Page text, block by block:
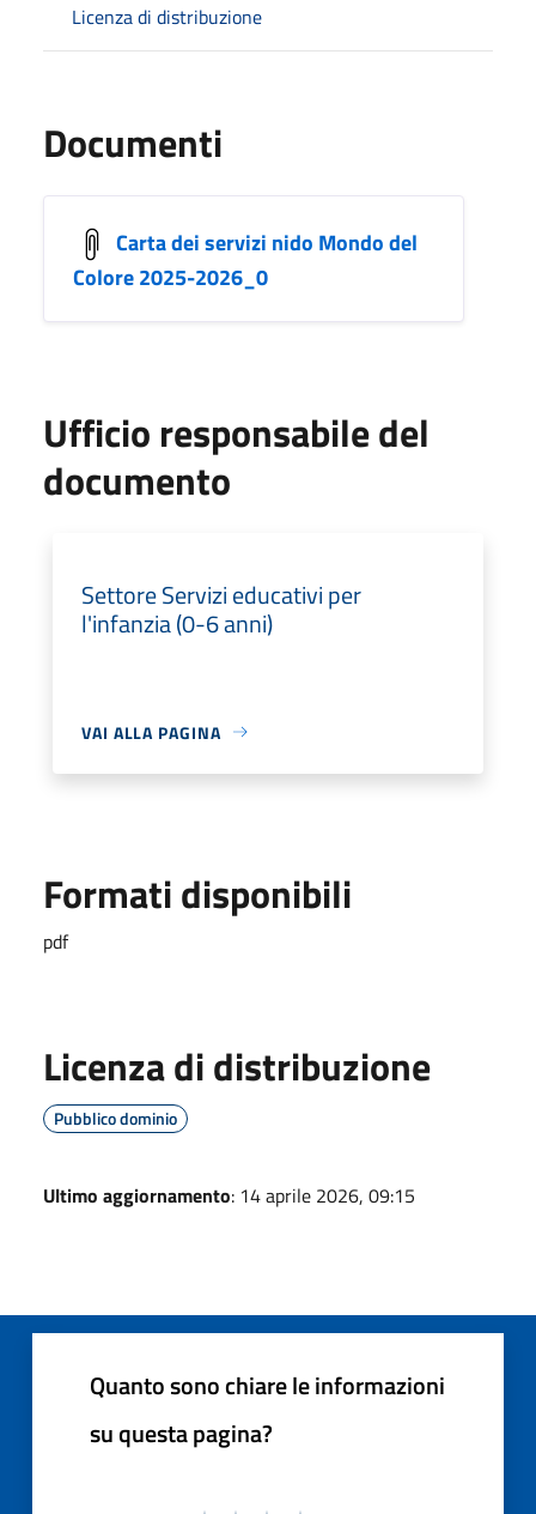
Licenza di distribuzione
Documenti
Carta dei servizi nido Mondo del
Colore 2025-2026_0
Ufficio responsabile del
documento
Settore Servizi educativi per
l'infanzia (0-6 anni)
VAI ALLA PAGINA
Formati disponibili
pdf
Licenza di distribuzione
Pubblico dominio
Ultimo aggiornamento: 14 aprile 2026, 09:15
Quanto sono chiare le informazioni
su questa pagina?